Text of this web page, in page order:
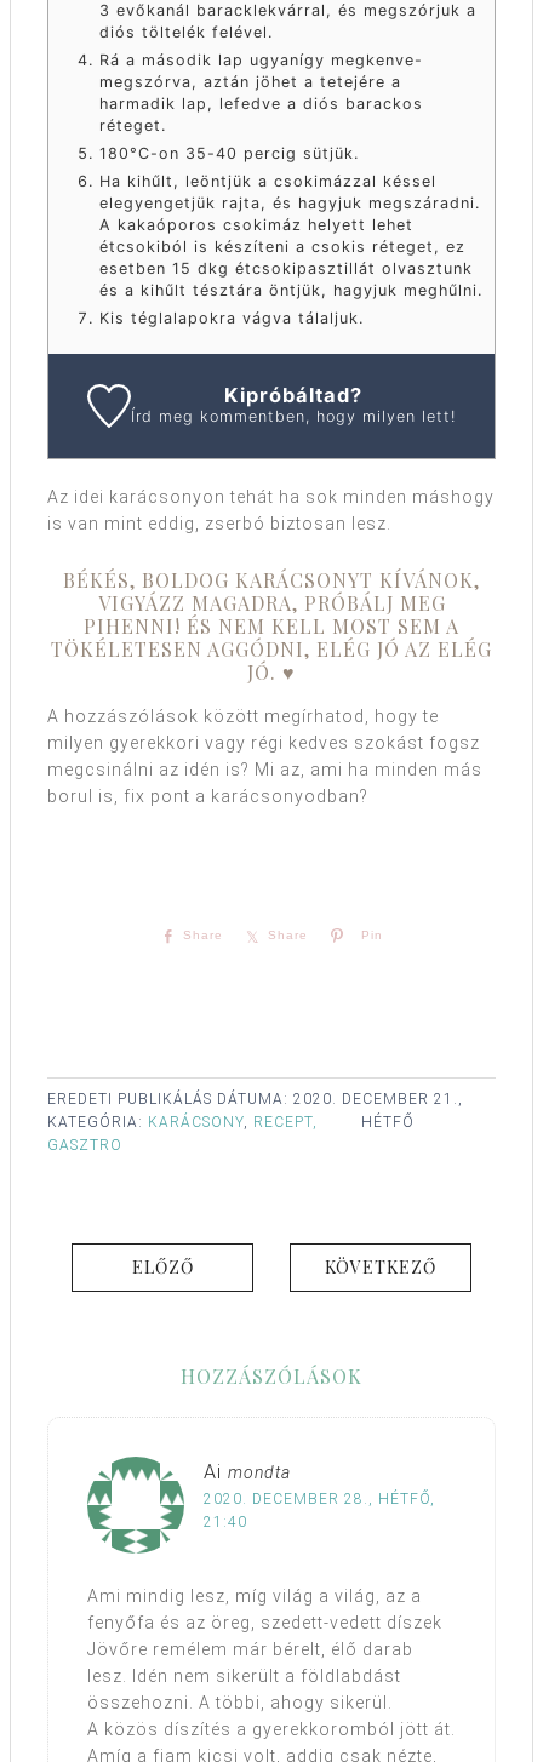
3 evőkanál baracklekvárral, és megszórjuk a
diós töltelék felével.
Rá a második lap ugyanígy megkenve-
megszórva, aztán jöhet a tetejére a
harmadik lap, lefedve a diós barackos
réteget.
180°C-on 35-40 percig sütjük.
Ha kihűlt, leöntjük a csokimázzal késsel
elegyengetjük rajta, és hagyjuk megszáradni.
A kakaóporos csokimáz helyett lehet
étcsokiból is készíteni a csokis réteget, ez
esetben 15 dkg étcsokipasztillát olvasztunk
és a kihűlt tésztára öntjük, hagyjuk meghűlni.
Kis téglalapokra vágva tálaljuk.
Kipróbáltad?
Írd meg kommentben, hogy milyen lett!
Az idei karácsonyon tehát ha sok minden máshogy
is van mint eddig, zserbó biztosan lesz.
BÉKÉS, BOLDOG KARÁCSONYT KÍVÁNOK,
VIGYÁZZ MAGADRA, PRÓBÁLJ MEG
PIHENNI! ÉS NEM KELL MOST SEM A
TÖKÉLETESEN AGGÓDNI, ELÉG JÓ AZ ELÉG
JÓ. ♥
A hozzászólások között megírhatod, hogy te
milyen gyerekkori vagy régi kedves szokást fogsz
megcsinálni az idén is? Mi az, ami ha minden más
borul is, fix pont a karácsonyodban?
Share Share Pin
EREDETI PUBLIKÁLÁS DÁTUMA: 2020. DECEMBER 21.,
HÉTFŐ
KATEGÓRIA: KARÁCSONY, RECEPT,
GASZTRO
ELŐZŐ KÖVETKEZŐ
HOZZÁSZÓLÁSOK
Ai mondta
2020. DECEMBER 28., HÉTFŐ,
21:40
Ami mindig lesz, míg világ a világ, az a
fenyőfa és az öreg, szedett-vedett díszek
Jövőre remélem már bérelt, élő darab
lesz. Idén nem sikerült a földlabdást
összehozni. A többi, ahogy sikerül.
A közös díszítés a gyerekkoromból jött át.
Amíg a fiam kicsi volt, addig csak nézte,